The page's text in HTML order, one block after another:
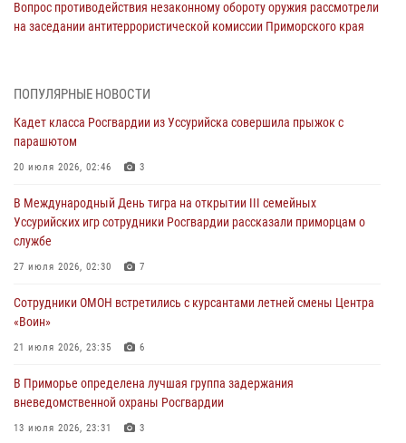
Вопрос противодействия незаконному обороту оружия рассмотрели
на заседании антитеррористической комиссии Приморского края
Во Владивостоке во дворе жилого дома сотрудники
29 июля 2026, 01:17
В День Крещения Руси в Князь-Владимирском храме – Главном
ходом
28 июля 2026, 10:29 3
Росгвардейцы в Приморье приняли участие в молебне,
28 июля 2026, 05:39
В Международный День тигра на открытии III семейных
службе
27 июля 2026, 02:30
ПОПУЛЯРНЫЕ НОВОСТИ
Кадет класса Росгвардии из Уссурийска совершила прыжок с
парашютом
20 июля 2026, 02:46 3
В Международный День тигра на открытии III семейных
Уссурийских игр сотрудники Росгвардии рассказали приморцам о
службе
27 июля 2026, 02:30 7
Сотрудники ОМОН встретились с курсантами летней смены Центра
«Воин»
21 июля 2026, 23:35 6
В Приморье определена лучшая группа задержания
вневедомственной охраны Росгвардии
13 июля 2026, 23:31 3